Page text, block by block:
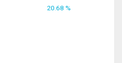
20.68 %